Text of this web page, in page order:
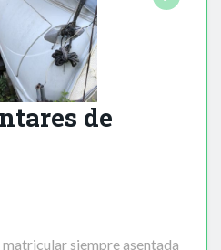
de
siempre asentada